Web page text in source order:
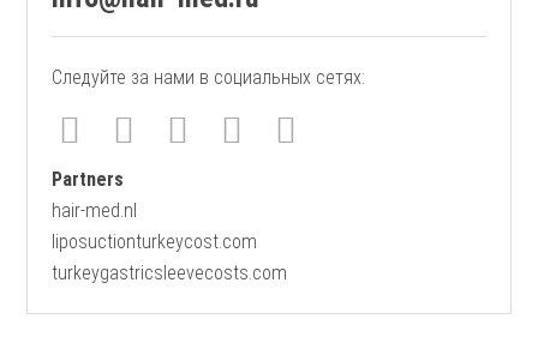
Следуйте за нами в социальных сетях:
Partners
hair-med.nl
liposuctionturkeycost.com
turkeygastricsleevecosts.com